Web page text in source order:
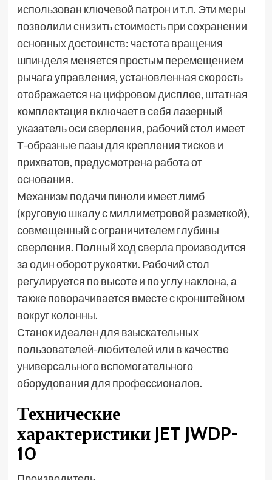
использован ключевой патрон и т.п. Эти меры
позволили снизить стоимость при сохранении
основных достоинств: частота вращения
шпинделя меняется простым перемещением
рычага управления, установленная скорость
отображается на цифровом дисплее, штатная
комплектация включает в себя лазерный
указатель оси сверления, рабочий стол имеет
Т-образные пазы для крепления тисков и
прихватов, предусмотрена работа от
основания.
Механизм подачи пиноли имеет лимб
(круговую шкалу с миллиметровой разметкой),
совмещенный с ограничителем глубины
сверления. Полный ход сверла производится
за один оборот рукоятки. Рабочий стол
регулируется по высоте и по углу наклона, а
также поворачивается вместе с кронштейном
вокруг колонны.
Станок идеален для взыскательных
пользователей-любителей или в качестве
универсального вспомогательного
оборудования для профессионалов.
Технические
характеристики JET JWDP-
10